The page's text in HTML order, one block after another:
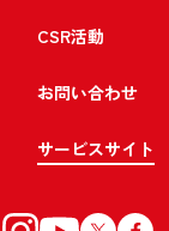
CSR活動
お問い合わせ
サービスサイト